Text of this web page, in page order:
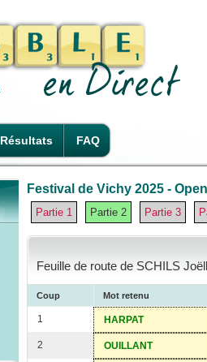
Résultats FAQ
Festival de Vichy 2025 -
Partie 1 Partie 2 Partie 3
Feuille de route de SCHILS
Coup Mot retenu
1 HARPAT
2 OUILLANT